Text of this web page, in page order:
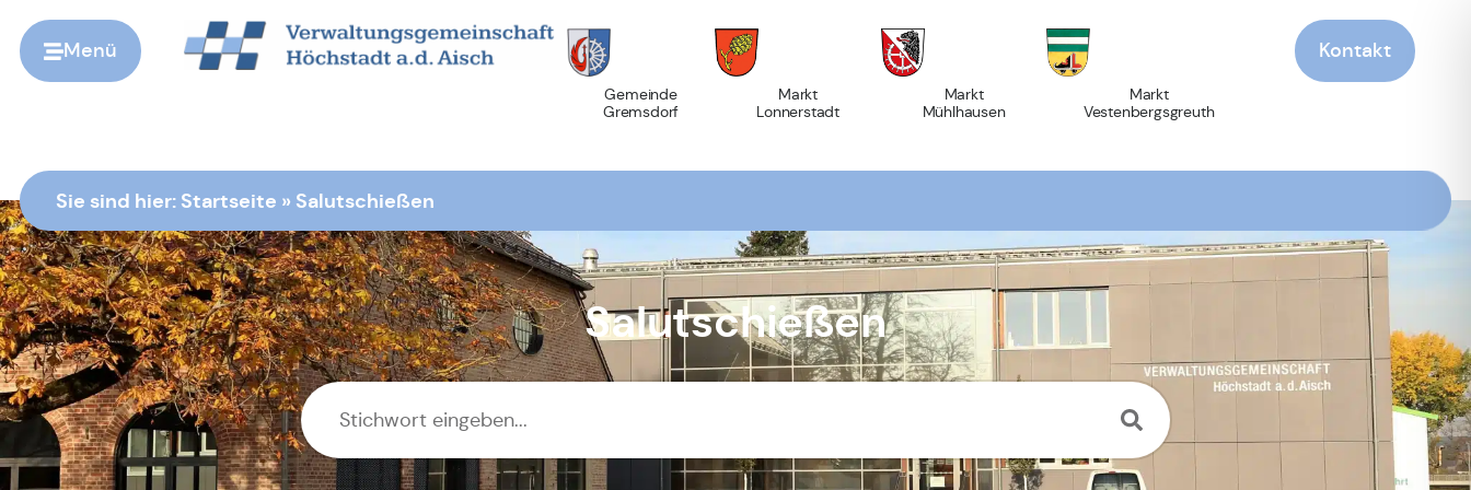
Menü
Gemeinde
Gremsdorf
Markt
Lonnerstadt
Markt
Mühlhausen
Markt
Vestenbergsgreuth
Kontakt
Sie sind hier: Startseite » Salutschießen
Salutschießen